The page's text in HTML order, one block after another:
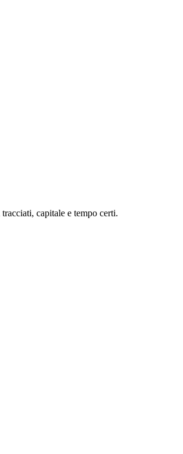
capitale e tempo certi.